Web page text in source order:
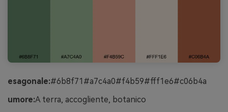
esagonale:#6b8f71#a7c4a0#f4b59#fff1e6#c06b4a
umore:A terra, accogliente, botanico